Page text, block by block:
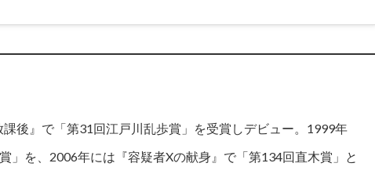
後』で「第31回江戸川乱歩賞」を受賞しデビュー。1999年
」を、2006年には『容疑者Xの献身』で「第134回直木賞」と